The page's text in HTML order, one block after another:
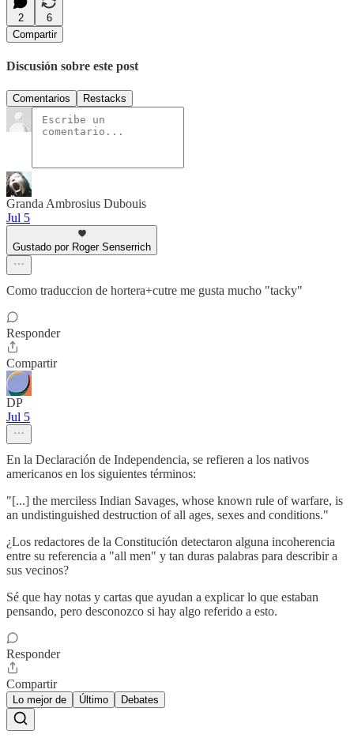
2
6
Compartir
Discusión sobre este post
Comentarios Restacks
Granda Ambrosius Dubouis
Jul 5
Gustado por Roger Senserrich
Como traduccion de hortera+cutre me gusta mucho "tacky"
Responder
Compartir
DP
Jul 5
En la Declaración de Independencia, se refieren a los nativos
americanos en los siguientes términos:
"[...] the merciless Indian Savages, whose known rule of warfare, is
an undistinguished destruction of all ages, sexes and conditions."
¿Los redactores de la Constitución detectaron alguna incoherencia
entre su referencia a "all men" y tan duras palabras para describir a
sus vecinos?
Sé que hay notas y cartas que ayudan a explicar lo que estaban
pensando, pero desconozco si hay algo referido a esto.
Responder
Compartir
Lo mejor de Último Debates